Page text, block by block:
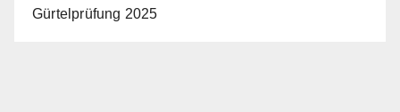
Gürtelprüfung 2025